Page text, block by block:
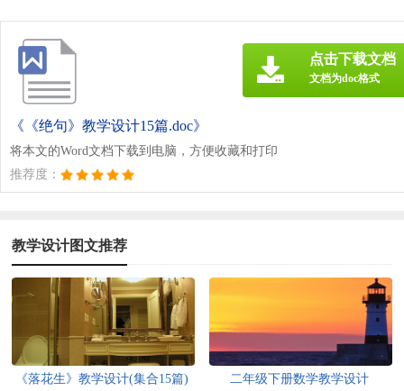
《《绝句》教学设计15篇.doc》
将本文的Word文档下载到电脑，方便收藏和打印
推荐度：
点击下载文档
文档为doc格式
教学设计图文推荐
《落花生》教学设计(集合15篇) 二年级下册数学教学设计